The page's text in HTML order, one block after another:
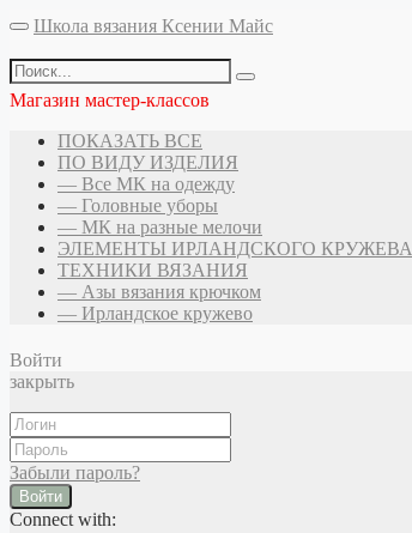
Школа вязания Ксении Майс
Магазин мастер-классов
ПОКАЗАТЬ ВСЕ
ПО ВИДУ ИЗДЕЛИЯ
— Все МК на одежду
— Головные уборы
— МК на разные мелочи
ЭЛЕМЕНТЫ ИРЛАНДСКОГО КРУЖЕВА
ТЕХНИКИ ВЯЗАНИЯ
— Азы вязания крючком
— Ирландское кружево
Войти
закрыть
Забыли пароль?
Войти
Connect with: